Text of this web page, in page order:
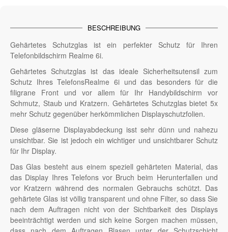
BESCHREIBUNG
Gehärtetes Schutzglas ist ein perfekter Schutz für Ihren
Telefonbildschirm Realme 6i.
Gehärtetes Schutzglas ist das ideale Sicherheitsutensil zum
Schutz Ihres TelefonsRealme 6i und das besonders für die
filigrane Front und vor allem für Ihr Handybildschirm vor
Schmutz, Staub und Kratzern. Gehärtetes Schutzglas bietet 5x
mehr Schutz gegenüber herkömmlichen Displayschutzfolien.
Diese gläserne Displayabdeckung isst sehr dünn und nahezu
unsichtbar. Sie ist jedoch ein wichtiger und unsichtbarer Schutz
für Ihr Display.
Das Glas besteht aus einem speziell gehärteten Material, das
das Display Ihres Telefons vor Bruch beim Herunterfallen und
vor Kratzern während des normalen Gebrauchs schützt. Das
gehärtete Glas ist völlig transparent und ohne Filter, so dass Sie
nach dem Auftragen nicht von der Sichtbarkeit des Displays
beeinträchtigt werden und sich keine Sorgen machen müssen,